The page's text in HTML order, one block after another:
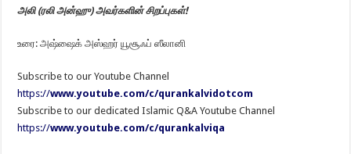
அலி (ரலி அன்ஹு) அவர்களின் சிறப்புகள்!
உரை: அஷ்ஷைக் அஸ்ஹர் யூசூஃப் ஸீலானி
Subscribe to our Youtube Channel
https://www.youtube.com/c/qurankalvidotcom
Subscribe to our dedicated Islamic Q&A Youtube Channel
https://www.youtube.com/c/qurankalviqa